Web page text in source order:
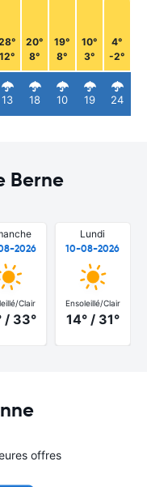
12°
13
20°
8°
18
19°
8°
10
10°
3°
19
4°
-2°
24
Berne
2026
Clair
/ 33°
Lundi
10-08-2026
Ensoleillé/Clair
14° / 31°
offres